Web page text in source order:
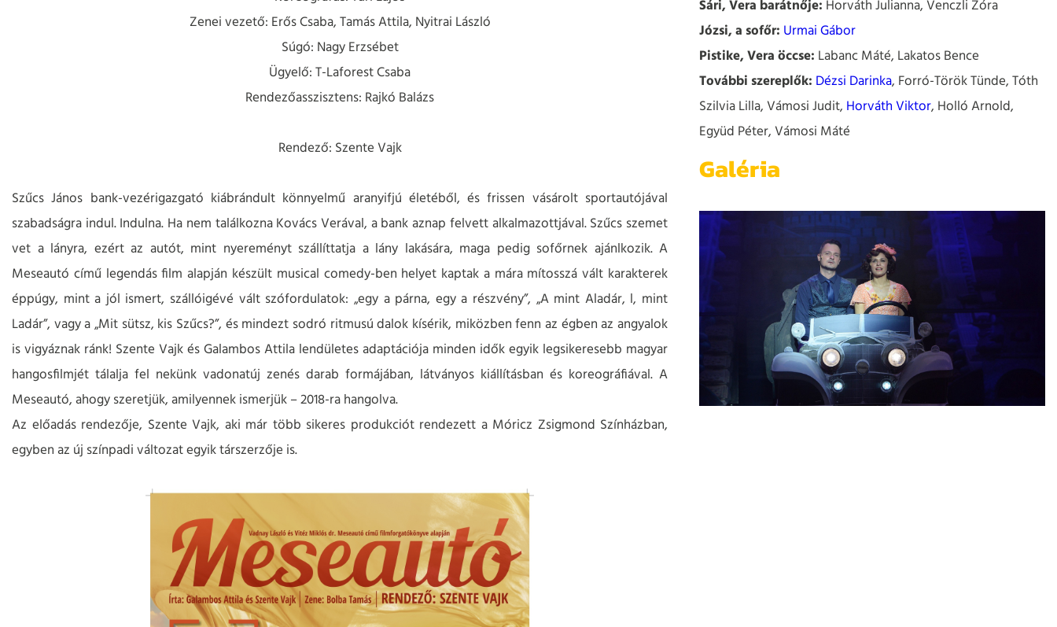
Zenei vezető: Erős Csaba, Tamás Attila, Nyitrai László
Súgó: Nagy Erzsébet
Ügyelő: T-Laforest Csaba
Rendezőasszisztens: Rajkó Balázs
Rendező: Szente Vajk
Szűcs János bank-vezérigazgató kiábrándult könnyelmű aranyifjú életéből, és frissen vásárolt sportautójával
szabadságra indul. Indulna. Ha nem találkozna Kovács Verával, a bank aznap felvett alkalmazottjával. Szűcs szemet
vet a lányra, ezért az autót, mint nyereményt szállíttatja a lány lakására, maga pedig sofőrnek ajánlkozik. A
Meseautó című legendás film alapján készült musical comedy-ben helyet kaptak a mára mítosszá vált karakterek
éppúgy, mint a jól ismert, szállóigévé vált szófordulatok: „egy a párna, egy a részvény”, „A mint Aladár, l, mint
Ladár”, vagy a „Mit sütsz, kis Szűcs?”, és mindezt sodró ritmusú dalok kísérik, miközben fenn az égben az angyalok
is vigyáznak ránk! Szente Vajk és Galambos Attila lendületes adaptációja minden idők egyik legsikeresebb magyar
hangosfilmjét tálalja fel nekünk vadonatúj zenés darab formájában, látványos kiállításban és koreográfiával. A
Meseautó, ahogy szeretjük, amilyennek ismerjük – 2018-ra hangolva.
Az előadás rendezője, Szente Vajk, aki már több sikeres produkciót rendezett a Móricz Zsigmond Színházban,
egyben az új színpadi változat egyik társzerzője is.
Sári, Vera barátnője: Horváth Julianna, Venczli Zóra
Józsi, a sofőr: Urmai Gábor
Pistike, Vera öccse: Labanc Máté, Lakatos Bence
További szereplők: Dézsi Darinka, Forró-Török Tünde, Tóth
Szilvia Lilla, Vámosi Judit, Horváth Viktor, Holló Arnold,
Együd Péter, Vámosi Máté
Galéria